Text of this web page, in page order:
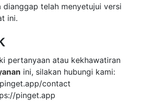
dianggap telah menyetujui versi
ini.
pertanyaan atau kekhawatiran
ini, silakan hubungi kami:
contact
pinget.app